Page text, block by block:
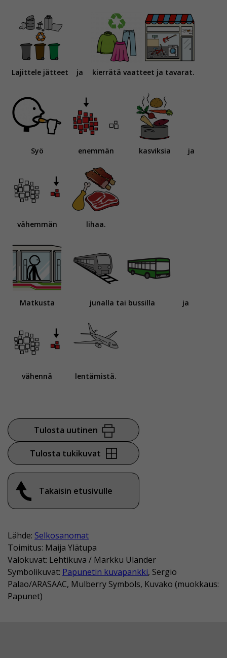
Lajittele jätteet ja kierrätä vaatteet ja tavarat.
Syö enemmän kasviksia ja
vähemmän lihaa.
Matkusta junalla tai bussilla ja
vähennä lentämistä.
Tulosta uutinen
Tulosta tukikuvat
Takaisin etusivulle
Lähde: Selkosanomat
Toimitus: Maija Ylätupa
Valokuvat: Lehtikuva / Markku Ulander
Symbolikuvat: Papunetin kuvapankki, Sergio
Palao/ARASAAC, Mulberry Symbols, Kuvako (muokkaus:
Papunet)